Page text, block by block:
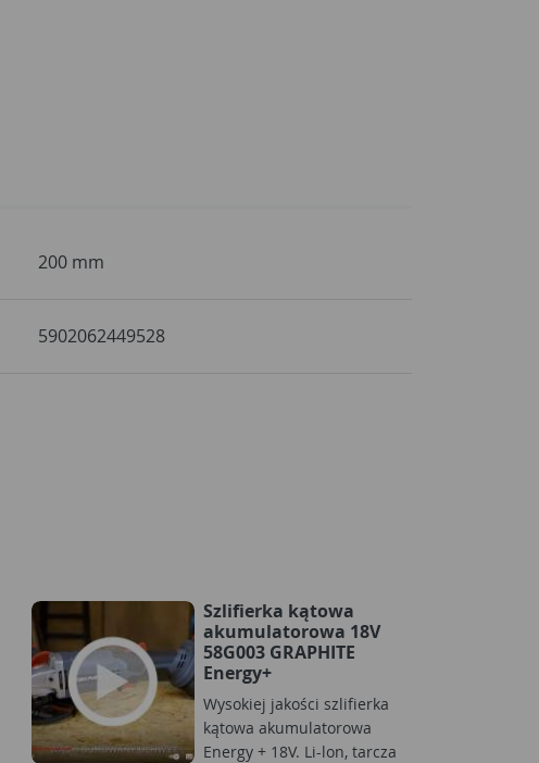
200 mm
5902062449528
Szlifierka kątowa
akumulatorowa 18V
58G003 GRAPHITE
Energy+
Wysokiej jakości szlifierka
kątowa akumulatorowa
Energy + 18V. Li-lon, tarcza